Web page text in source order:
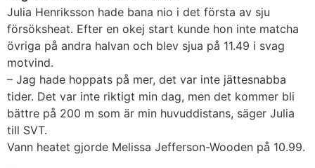
Julia Henriksson hade bana nio i det första av sju
försöksheat. Efter en okej start kunde hon inte matcha
övriga på andra halvan och blev sjua på 11.49 i svag
motvind.
– Jag hade hoppats på mer, det var inte jättesnabba
tider. Det var inte riktigt min dag, men det kommer bli
bättre på 200 m som är min huvuddistans, säger Julia
till SVT.
Vann heatet gjorde Melissa Jefferson-Wooden på 10.99.